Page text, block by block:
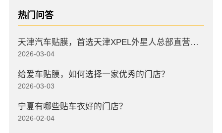
热门问答
天津汽车贴膜，首选天津XPEL外星人总部直营店，高口碑店
2026-03-04
给爱车贴膜，如何选择一家优秀的门店？
2026-03-03
宁夏有哪些贴车衣好的门店？
2026-02-04